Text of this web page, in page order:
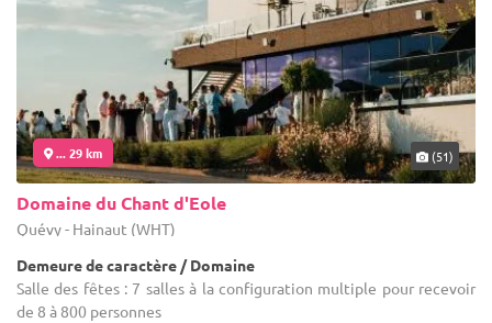
... 29 km (51)
Domaine du Chant d'Eole
Quévy - Hainaut (WHT)
Demeure de caractère / Domaine
Salle des fêtes : 7 salles à la configuration multiple pour recevoir
de 8 à 800 personnes